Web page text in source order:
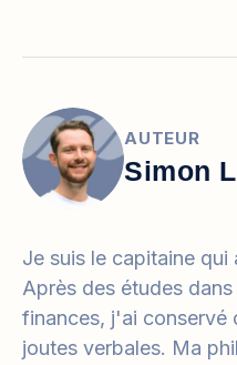
AUTEUR
Simon
Je suis le capitaine qui
Après des études
finances, j'ai conservé
joutes verbales. Ma